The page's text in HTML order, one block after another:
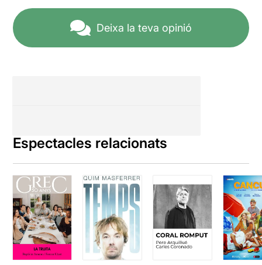
Deixa la teva opinió
Espectacles relacionats